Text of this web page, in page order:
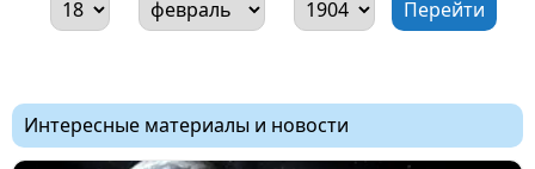
Интересные материалы и новости